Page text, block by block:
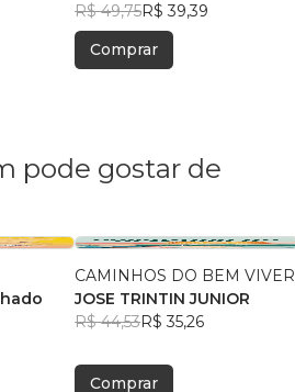
R$ 49,75R$ 39,39
Comprar
pode gostar de
CAMINHOS DO BEM VIVER
JOSE TRINTIN JUNIOR
R$ 44,53R$ 35,26
Comprar